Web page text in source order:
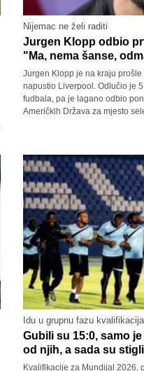
Nijemac ne želi raditi
Jurgen Klopp odbio
"Ma, nema šanse,
Jurgen Klopp je na kraju
napustio Liverpool. Odlučio je
fudbala, pa je lagano odbio
Američkih Država za mjesto
Idu u grupnu fazu kvalifikacija
Gubili su 15:0, samo
od njih, a sada su
Kvalifikacije za Mundijal 2026.